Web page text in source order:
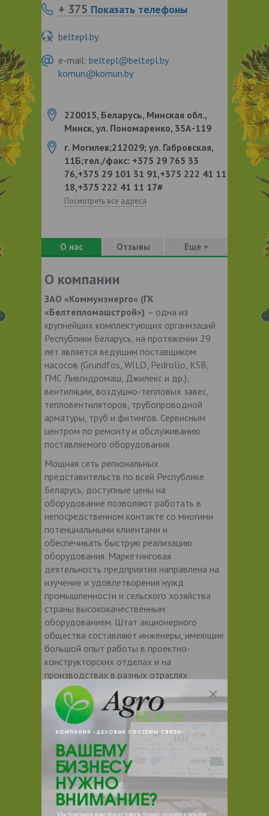
+ 375 Показать телефоны
beltepl.by
e-mail: beltepl@beltepl.by
komun@komun.by
220015, Беларусь, Минская обл.,
Минск, ул. Пономаренко, 35А-119
г. Могилев;212029; ул. Габровская,
11Б;тел./факс: +375 29 765 33
76,+375 29 101 31 91,+375 222 41 11
18,+375 222 41 11 17#
Посмотреть все адреса
О нас Отзывы Еще
О компании
ЗАО «Коммунэнерго» (ГК
«Белтепломашстрой») – одна из
крупнейших комплектующих организаций
Республики Беларусь, на протяжении 29
лет является ведущим поставщиком
насосов (Grundfos, WILO, Pedrollo, KSB,
ГМС Ливгидромаш, Джилекс и др.),
вентиляции, воздушно-тепловых завес,
тепловентиляторов, трубопроводной
арматуры, труб и фитингов. Сервисным
центром по ремонту и обслуживанию
поставляемого оборудования.
Мощная сеть региональных
представительств по всей Республике
Беларусь, доступные цены на
оборудование позволяют работать в
непосредственном контакте со многими
потенциальными клиентами и
обеспечивать быструю реализацию
оборудования. Маркетинговая
деятельность предприятия направлена на
изучение и удовлетворения нужд
промышленности и сельского хозяйства
страны высококачественным
оборудованием. Штат акционерного
общества составляют инженеры, имеющие
большой опыт работы в проектно-
конструкторских отделах и на
производствах в разных отраслях
промышленности.
Сегодня ЗАО «Коммунэнерго» (ГК
«Белтепломашстрой»)– это лидер
продаж насосного оборудования фирм
Grundfos, WILO. Крупнейший сервисный
центр, оборудованный поверочными
стендами, станками и приборами для
ремонта и диагностики насосов,
вентиляторов, трубопроводной арматуры
и др. Для оказания компетентной помощи